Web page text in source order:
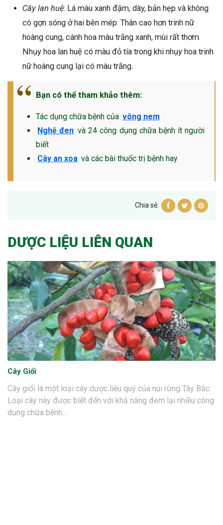
Cây lan huệ: Lá màu xanh đậm, dày, bản hẹp và không
có gợn sóng ở hai bên mép. Thân cao hơn trinh nữ
hoàng cung, cánh hoa màu trắng xanh, mùi rất thơm.
Nhụy hoa lan huệ có màu đỏ tía trong khi nhụy hoa trinh
nữ hoàng cung lại có màu trắng.
Bạn có thể tham khảo thêm:
Tác dụng chữa bệnh của vông nem
Nghệ đen và 24 công dụng chữa bệnh ít người
biết
Cây an xoa và các bài thuốc trị bệnh hay
Chia sẻ:
DƯỢC LIỆU LIÊN QUAN
Cây Giổi
Cây giổi là một loại cây dược liệu quý của núi rừng Tây Bắc.
Loại cây này được biết đến với khả năng đem lại nhiều công
dụng chữa bệnh…